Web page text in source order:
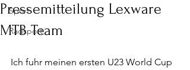
Sport
Radsport
Pressemitteilung Lexware
MTB Team
Ich fuhr meinen ersten U23 World Cup